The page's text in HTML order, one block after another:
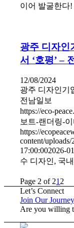
이어 발굴한다!
광주 디자인
서 ‘호평’ –
12/08/2024
광주 디자인기
전남일보
https://eco-
보트-랜더링-이
https://
content/
17:00:002026-
수 디자인, 국
Page 2 of 21 2
Let’s Connect
Join Our Journey
Are you willing